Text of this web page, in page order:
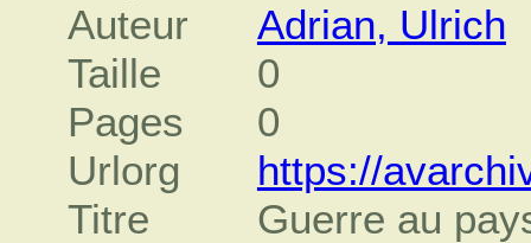
Auteur
Adrian, Ulrich
Taille
0
Pages
0
Urlorg
https://
Titre
Guerre au